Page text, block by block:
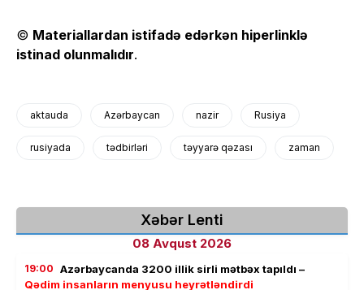
© Materiallardan istifadə edərkən hiperlinklə
istinad olunmalıdır.
aktauda Azərbaycan nazir Rusiya
rusiyada tədbirləri təyyarə qəzası zaman
Xəbər Lenti
08 Avqust 2026
19:00 Azərbaycanda 3200 illik sirli mətbəx tapıldı –
Qədim insanların menyusu heyrətləndirdi